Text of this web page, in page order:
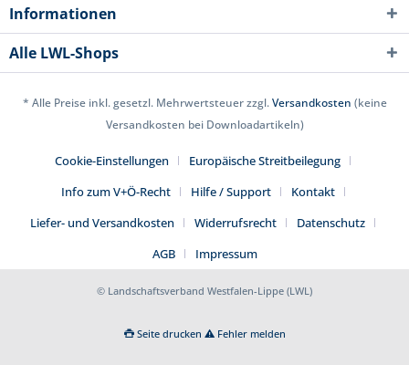
Informationen
Alle LWL-Shops
* Alle Preise inkl. gesetzl. Mehrwertsteuer zzgl.Versandkosten (keine
Versandkosten bei Downloadartikeln)
Cookie-Einstellungen
Europäische Streitbeilegung
Info zum V+Ö-Recht
Hilfe / Support
Kontakt
Liefer- und Versandkosten
Widerrufsrecht
Datenschutz
AGB
Impressum
© Landschaftsverband Westfalen-Lippe (LWL)
Seite drucken Fehler melden